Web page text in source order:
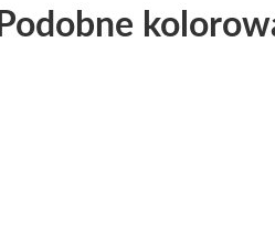
Podobne